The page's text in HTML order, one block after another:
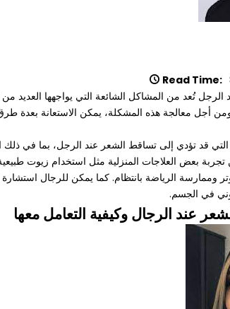
Read Time:
تُعد من المشاكل الشائعة التي يواجهها العديد
ومن أجل معالجة هذه المشكلة، يمكن الاستعانة بعدة
قد تؤدي إلى تساقط الشعر عند الرجل، بما في ذلك
بعض العلاجات المنزلية مثل استخدام زيوت
وممارسة الرياضة بانتظام. كما يمكن للرجال
في الجسم.
عند الرجال وكيفية التعامل معها